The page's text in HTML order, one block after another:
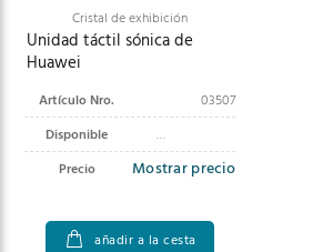
Cristal de exhibición
Unidad táctil sónica de
Huawei
Artículo Nro.
03507
Disponible
Precio
Mostrar precio
añadir a la cesta